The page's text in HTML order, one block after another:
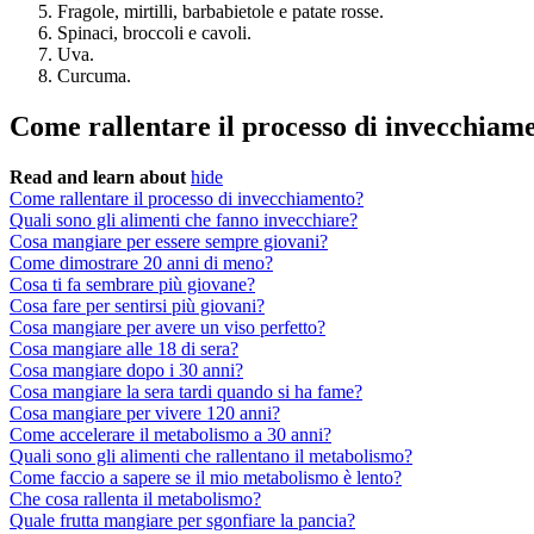
Fragole, mirtilli, barbabietole e patate rosse.
Spinaci, broccoli e cavoli.
Uva.
Curcuma.
Come rallentare il processo di
Read and learn about hide
Come rallentare il processo di invecchiamento?
Quali sono gli alimenti che fanno invecchiare?
Cosa mangiare per essere sempre giovani?
Come dimostrare 20 anni di meno?
Cosa ti fa sembrare più giovane?
Cosa fare per sentirsi più giovani?
Cosa mangiare per avere un viso perfetto?
Cosa mangiare alle 18 di sera?
Cosa mangiare dopo i 30 anni?
Cosa mangiare la sera tardi quando si ha fame?
Cosa mangiare per vivere 120 anni?
Come accelerare il metabolismo a 30 anni?
Quali sono gli alimenti che rallentano il metabolismo?
Come faccio a sapere se il mio metabolismo è lento?
Che cosa rallenta il metabolismo?
Quale frutta mangiare per sgonfiare la pancia?